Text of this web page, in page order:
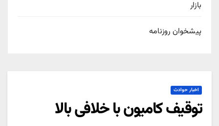
بازار
پیشخوان روزنامه
اخبار حوادث
توقیف کامیون با خلافی بالا